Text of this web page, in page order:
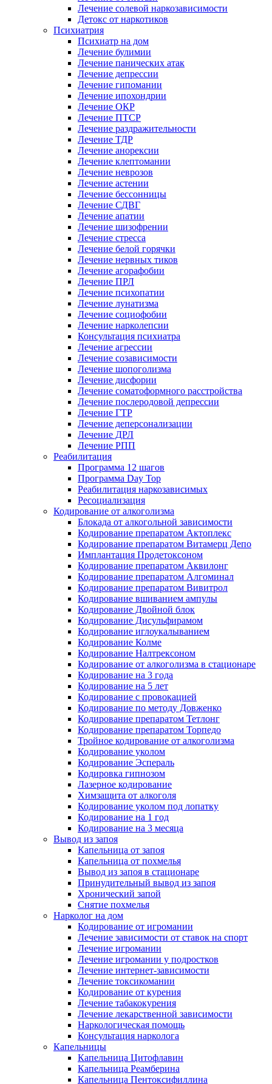
Лечение солевой наркозависимости
Детокс от наркотиков
Психиатрия
Психиатр на дом
Лечение булимии
Лечение панических атак
Лечение депрессии
Лечение гипомании
Лечение ипохондрии
Лечение ОКР
Лечение ПТСР
Лечение раздражительности
Лечение ТДР
Лечение анорексии
Лечение клептомании
Лечение неврозов
Лечение астении
Лечение бессонницы
Лечение СДВГ
Лечение апатии
Лечение шизофрении
Лечение стресса
Лечение белой горячки
Лечение нервных тиков
Лечение агорафобии
Лечение ПРЛ
Лечение психопатии
Лечение лунатизма
Лечение социофобии
Лечение нарколепсии
Консультация психиатра
Лечение агрессии
Лечение созависимости
Лечение шопоголизма
Лечение дисфории
Лечение соматоформного расстройства
Лечение послеродовой депрессии
Лечение ГТР
Лечение деперсонализации
Лечение ДРЛ
Лечение РПП
Реабилитация
Программа 12 шагов
Программа Day Top
Реабилитация наркозависимых
Ресоциализация
Кодирование от алкоголизма
Блокада от алкогольной зависимости
Кодирование препаратом Актоплекс
Кодирование препаратом Витамерц Депо
Имплантация Продетоксоном
Кодирование препаратом Аквилонг
Кодирование препаратом Алгоминал
Кодирование препаратом Вивитрол
Кодирование вшиванием ампулы
Кодирование Двойной блок
Кодирование Дисульфирамом
Кодирование иглоукалыванием
Кодирование Колме
Кодирование Налтрексоном
Кодирование от алкоголизма в стационаре
Кодирование на 3 года
Кодирование на 5 лет
Кодирование с провокацией
Кодирование по методу Довженко
Кодирование препаратом Тетлонг
Кодирование препаратом Торпедо
Тройное кодирование от алкоголизма
Кодирование уколом
Кодирование Эспераль
Кодировка гипнозом
Лазерное кодирование
Химзащита от алкоголя
Кодирование уколом под лопатку
Кодирование на 1 год
Кодирование на 3 месяца
Вывод из запоя
Капельница от запоя
Капельница от похмелья
Вывод из запоя в стационаре
Принудительный вывод из запоя
Хронический запой
Снятие похмелья
Нарколог на дом
Кодирование от игромании
Лечение зависимости от ставок на спорт
Лечение игромании
Лечение игромании у подростков
Лечение интернет-зависимости
Лечение токсикомании
Кодирование от курения
Лечение табакокурения
Лечение лекарственной зависимости
Наркологическая помощь
Консультация нарколога
Капельницы
Капельница Цитофлавин
Капельница Реамберина
Капельница Пентоксифиллина